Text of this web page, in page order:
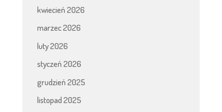
kwiecień 2026
marzec 2026
luty 2026
styczeń 2026
grudzień 2025
listopad 2025